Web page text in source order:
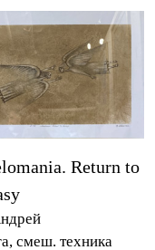
Return to
смеш. техника